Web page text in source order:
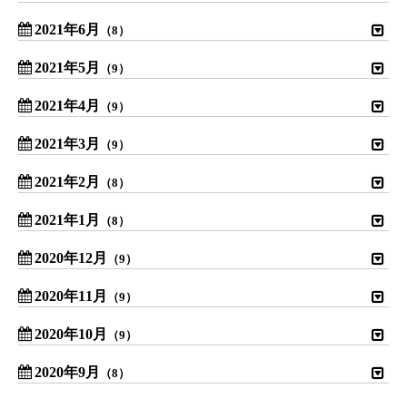
2021年6月 （8）
2021年5月 （9）
2021年4月 （9）
2021年3月 （9）
2021年2月 （8）
2021年1月 （8）
2020年12月 （9）
2020年11月 （9）
2020年10月 （9）
2020年9月 （8）